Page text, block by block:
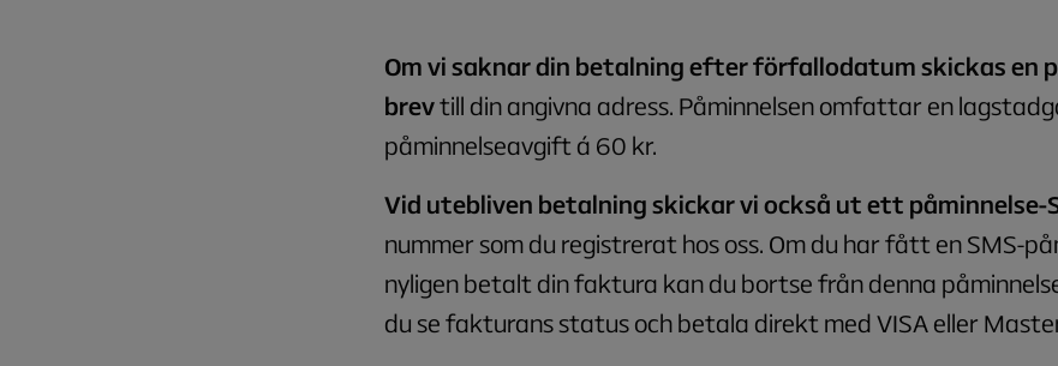
Om vi saknar din betalning efter förfallodatum skickas en
brevtill din angivna adress. Påminnelsen omfattar en
påminnelseavgift á 60 kr.
Vid utebliven betalning skickar vi också ut ett påminnelse-
nummer som du registrerat hos oss. Om du har fått en SMS-
nyligen betalt din faktura kan du bortse från denna
du se fakturans status och betala direkt med VISA eller